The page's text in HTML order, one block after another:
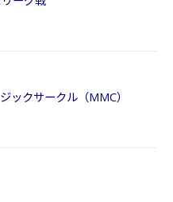
ックサークル（MMC）